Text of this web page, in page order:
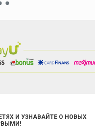
И УЗНАВАЙТЕ О НОВЫХ